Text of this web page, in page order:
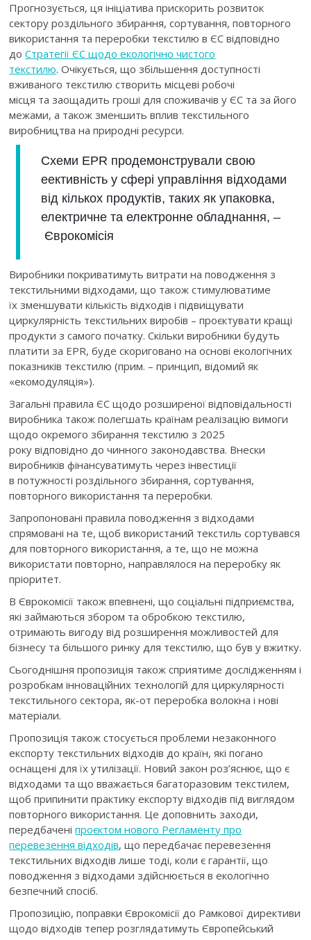
Прогнозується, ця ініціатива прискорить розвиток
сектору роздільного збирання, сортування, повторного
використання та переробки текстилю в ЄС відповідно
доСтратегії ЄС щодо екологічно чистого
текстилю. Очікується, що збільшення доступності
вживаного текстилюстворить місцеві робочі
місця та заощадить гроші для споживачів у ЄС та за його
межами, а також зменшить вплив текстильного
виробництва на природні ресурси.
Схеми EPR продемонстрували свою
еективність у сфері управління відходами
від кількох продуктів, таких як упаковка,
електричне та електронне обладнання, –
Єврокомісія
Виробникипокриватимуть витрати на поводження з
текстильними відходами, що також стимулюватиме
їх зменшувати кількість відходів і підвищувати
циркулярність текстильних виробів – проєктувати кращі
продукти з самого початку. Скільки виробники будуть
платити за EPR, буде скориговано на основі екологічних
показників текстилю (прим. – принцип, відомий як
«екомодуляція»).
Загальні правила ЄС щодо розширеної відповідальності
виробника також полегшать країнам реалізацію вимоги
щодо окремого збирання текстилю з 2025
року відповідно до чинного законодавства. Внески
виробників фінансуватимуть через інвестиції
в потужності роздільного збирання, сортування,
повторного використання та переробки.
Запропоновані правила поводження з відходами
спрямовані на те, щоб використаний текстиль сортувався
для повторного використання, а те, що не можна
використати повторно, направлялося на переробку як
пріоритет.
В Єврокомісії також впевнені, що соціальні підприємства,
які займаються збором та обробкою текстилю,
отримають вигоду від розширення можливостей для
бізнесу та більшого ринку для текстилю, що був у вжитку.
Сьогоднішня пропозиція також сприятимедослідженням і
розробкам інноваційних технологій для циркулярності
текстильного сектора, як-от переробка волокна і нові
матеріали.
Пропозиція також стосується проблеминезаконного
експорту текстильних відходів до країн, які погано
оснащені для їх утилізації. Новий закон роз’яснює, що є
відходами та що вважається багаторазовим текстилем,
щоб припинити практику експорту відходів під виглядом
повторного використання. Це доповнить заходи,
передбаченіпроєктом нового Регламенту про
перевезення відходів, що передбачає перевезення
текстильних відходів лише тоді, коли є гарантії, що
поводження з відходами здійснюється в екологічно
безпечний спосіб.
Пропозицію, поправки Єврокомісії до Рамкової директиви
щодо відходів тепер розглядатимуть Європейський